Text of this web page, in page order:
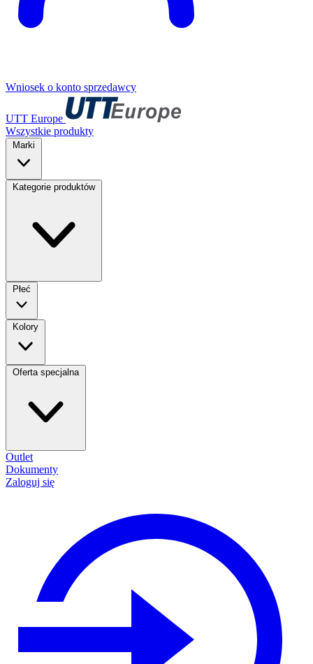
Wniosek o konto sprzedawcy
UTT Europe
Wszystkie produkty
Marki
Kategorie produktów
Płeć
Kolory
Oferta specjalna
Outlet
Dokumenty
Zaloguj się